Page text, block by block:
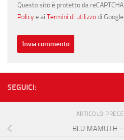
Questo sito è protetto da
Policye ai Termini di utilizzodi Google.
SEGUICI:
ARTICOLO
BLU MAMUTH